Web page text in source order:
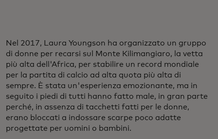
Nel 2017, Laura Youngson ha organizzato un gruppo
di donne per recarsi sul Monte Kilimangiaro, la vetta
più alta dell'Africa, per stabilire un record mondiale
per la partita di calcio ad alta quota più alta di
sempre. È stata un'esperienza emozionante, ma in
seguito i piedi di tutti hanno fatto male, in gran parte
perché, in assenza di tacchetti fatti per le donne,
erano bloccati a indossare scarpe poco adatte
progettate per uomini o bambini.